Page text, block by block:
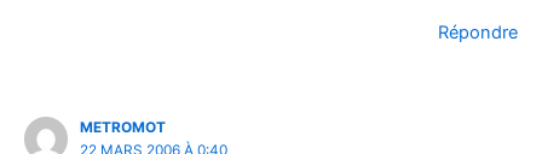
Répondre
METROMOT